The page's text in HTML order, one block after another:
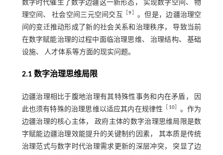
数字时代催生了数字边疆这一新形态， 实现数字空间、 物
理空间、 社会空间三元空间交互 ［9］ 。但是，边疆治理空
间的变迁推动形成了新的社会关系和治理秩序， 导致当前
在数字赋能治理的过程中面临治理思维、 治理结构、 基础
设施、 人才体系等方面的现实问题。
2.1 数字治理思维局限
边疆治理相比于腹地治理有其特殊性事务和内在矛盾， 因
此也须有特殊的治理思维以适应其内在规律性 ［ 10］ 。作为
边疆治理的核心主体， 政府主体的数字治理思维局限是数
字赋能边疆治理效能提升的关键制约因素， 其本质是传统
治理范式与数字时代治理需求更新的深层冲突， 突显了边